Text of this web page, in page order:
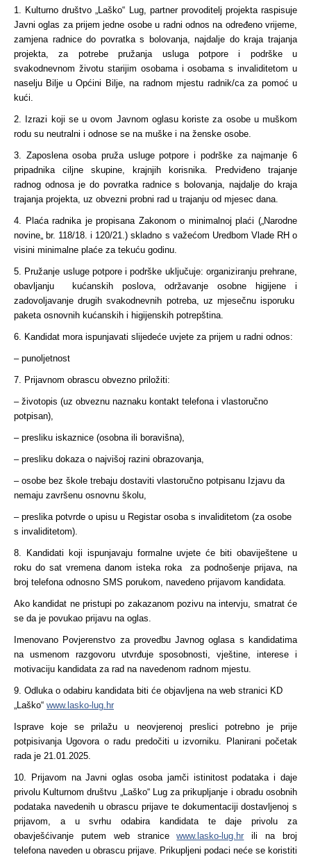
1. Kulturno društvo „Laško“ Lug, partner provoditelj projekta raspisuje
Javni oglas za prijem jedne osobe u radni odnos na određeno vrijeme,
zamjena radnice do povratka s bolovanja, najdalje do kraja trajanja
projekta, za potrebe pružanja usluga potpore i podrške u
svakodnevnom životu starijim osobama i osobama s invaliditetom u
naselju Bilje u Općini Bilje, na radnom mjestu radnik/ca za pomoć u
kući.
2. Izrazi koji se u ovom Javnom oglasu koriste za osobe u muškom
rodu su neutralni i odnose se na muške i na ženske osobe.
3. Zaposlena osoba pruža usluge potpore i podrške za najmanje 6
pripadnika ciljne skupine, krajnjih korisnika. Predviđeno trajanje
radnog odnosa je do povratka radnice s bolovanja, najdalje do kraja
trajanja projekta, uz obvezni probni rad u trajanju od mjesec dana.
4. Plaća radnika je propisana Zakonom o minimalnoj plaći („Narodne
novine„ br. 118/18. i 120/21.) skladno s važećom Uredbom Vlade RH o
visini minimalne plaće za tekuću godinu.
5. Pružanje usluge potpore i podrške uključuje: organiziranju prehrane,
obavljanju kućanskih poslova, održavanje osobne higijene i
zadovoljavanje drugih svakodnevnih potreba, uz mjesečnu isporuku
paketa osnovnih kućanskih i higijenskih potrepština.
6. Kandidat mora ispunjavati slijedeće uvjete za prijem u radni odnos:
– punoljetnost
7. Prijavnom obrascu obvezno priložiti:
– životopis (uz obveznu naznaku kontakt telefona i vlastoručno
potpisan),
– presliku iskaznice (osobna ili boravišna),
– presliku dokaza o najvišoj razini obrazovanja,
– osobe bez škole trebaju dostaviti vlastoručno potpisanu Izjavu da
nemaju završenu osnovnu školu,
– preslika potvrde o upisu u Registar osoba s invaliditetom (za osobe
s invaliditetom).
8. Kandidati koji ispunjavaju formalne uvjete će biti obaviještene u
roku do sat vremena danom isteka roka za podnošenje prijava, na
broj telefona odnosno SMS porukom, navedeno prijavom kandidata.
Ako kandidat ne pristupi po zakazanom pozivu na intervju, smatrat će
se da je povukao prijavu na oglas.
Imenovano Povjerenstvo za provedbu Javnog oglasa s kandidatima
na usmenom razgovoru utvrđuje sposobnosti, vještine, interese i
motivaciju kandidata za rad na navedenom radnom mjestu.
9. Odluka o odabiru kandidata biti će objavljena na web stranici KD
„Laško“ www.lasko-lug.hr
Isprave koje se prilažu u neovjerenoj preslici potrebno je prije
potpisivanja Ugovora o radu predočiti u izvorniku. Planirani početak
rada je 21.01.2025.
10. Prijavom na Javni oglas osoba jamči istinitost podataka i daje
privolu Kulturnom društvu „Laško“ Lug za prikupljanje i obradu osobnih
podataka navedenih u obrascu prijave te dokumentaciji dostavljenoj s
prijavom, a u svrhu odabira kandidata te daje privolu za
obavješćivanje putem web stranicewww.lasko-lug.hr ili na broj
telefona naveden u obrascu prijave. Prikupljeni podaci neće se koristiti